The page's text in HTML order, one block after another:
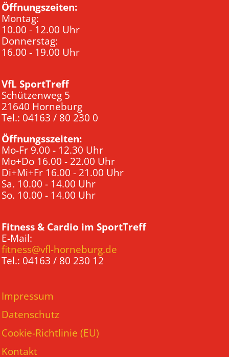
Öffnungszeiten:
Montag:
10.00 - 12.00 Uhr
Donnerstag:
16.00 - 19.00 Uhr
VfL SportTreff
Schützenweg 5
21640 Horneburg
Tel.: 04163 / 80 230 0
Öffnungsszeiten:
Mo-Fr 9.00 - 12.30 Uhr
Mo+Do 16.00 - 22.00 Uhr
Di+Mi+Fr 16.00 - 21.00 Uhr
Sa. 10.00 - 14.00 Uhr
So. 10.00 - 14.00 Uhr
Fitness & Cardio im SportTreff
E-Mail:
fitness@vfl-horneburg.de
Tel.: 04163 / 80 230 12
Impressum
Datenschutz
Cookie-Richtlinie (EU)
Kontakt